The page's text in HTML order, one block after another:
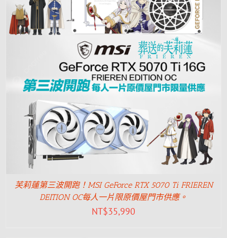
芙莉蓮第三波開跑！MSI GeForce RTX 5070 Ti FRIEREN
DEITION OC每人一片限原價屋門市供應。
NT$35,990